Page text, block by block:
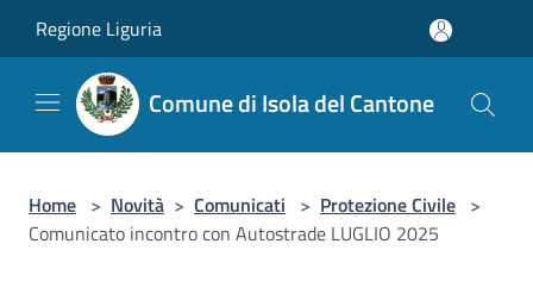
Regione Liguria
Comune di Isola del Cantone
Home > Novità > Comunicati > Protezione Civile >
Comunicato incontro con Autostrade LUGLIO 2025